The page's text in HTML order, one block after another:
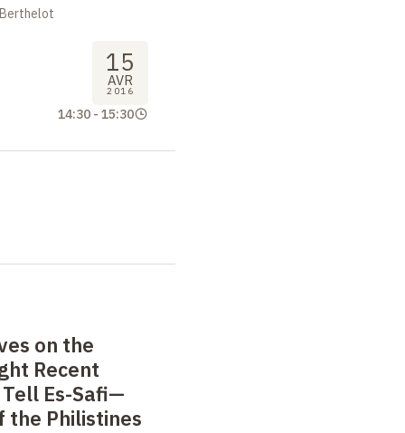
15
AVR
2016
14:30 - 15:30
on the
Recent
Es-Safi—
the Philistines